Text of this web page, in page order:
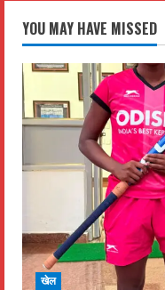
YOU MAY HAVE MISSED
खेल